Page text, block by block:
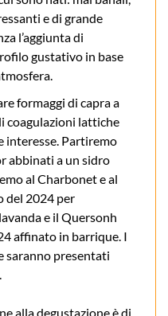
e di grande
l’aggiunta di
gustativo in base
formaggi di capra a
coagulazioni lattiche
interesse. Partiremo
abbinati a un sidro
al Charbonet e al
del 2024 per
e il Quersonh
affinato in barrique. I
saranno presentati
alla degustazione è di